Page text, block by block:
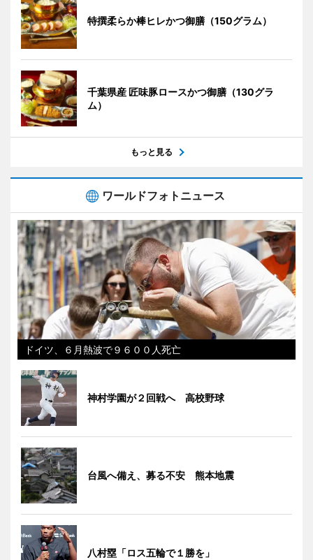
特撰柔らか棒ヒレかつ御膳（150グラム）
千葉県産 匠味豚ロースかつ御膳（130グラ
ム）
もっと見る
ワールドフォトニュース
ドイツ、６月熱波で９６００人死亡
神村学園が２回戦へ 高校野球
台風へ備え、募る不安 熊本地震
八村塁「ロス五輪で１勝を」